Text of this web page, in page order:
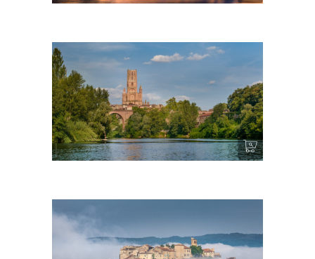
La merveille – Albi